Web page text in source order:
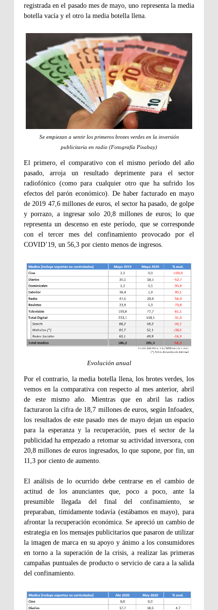
registrada en el pasado mes de mayo, uno representa la media
botella vacía y el otro la media botella llena.
Se empiezan a sentir los primeros brotes verdes en la inversión
publicitaria en radio (Fotografía Pixabay)
El primero, el comparativo con el mismo período del año
pasado, arroja un resultado deprimente para el sector
radiofónico (como para cualquier otro que ha sufrido los
efectos del parón económico). De haber facturado en mayo
de 2019 47,6 millones de euros, el sector ha pasado, de golpe
y porrazo, a ingresar solo 20,8 millones de euros; lo que
representa un descenso en este período, que se corresponde
con el tercer mes del confinamiento provocado por el
COVID’19, un 56,3 por ciento menos de ingresos.
Evolución anual
Por el contrario, la media botella llena, los brotes verdes, los
vemos en la comparativa con respecto al mes anterior, abril
de este mismo año. Mientras que en abril las radios
facturaron la cifra de 18,7 millones de euros, según Infoadex,
los resultados de este pasado mes de mayo dejan un espacio
para la esperanza y la recuperación, pues el sector de la
publicidad ha empezado a retomar su actividad inversora, con
20,8 millones de euros ingresados, lo que supone, por fin, un
11,3 por ciento de aumento.
El análisis de lo ocurrido debe centrarse en el cambio de
actitud de los anunciantes que, poco a poco, ante la
presumible llegada del final del confinamiento, se
preparaban, tímidamente todavía (estábamos en mayo), para
afrontar la recuperación económica. Se apreció un cambio de
estrategia en los mensajes publicitarios que pasaron de utilizar
la imagen de marca en su apoyo y ánimo a los consumidores
en torno a la superación de la crisis, a realizar las primeras
campañas puntuales de producto o servicio de cara a la salida
del confinamiento.